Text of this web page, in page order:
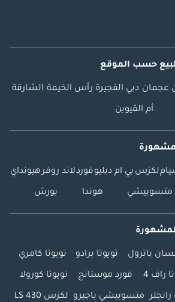
حسب الموقع
عجمان دبي الفجيرة رأس الخيمة الشارقة
أم القيوين
لكزس بي ام دبليوفوردلاند روفرهيونداي
متسوبيشي هوندا بورش
باترول تويوتا برادو تويوتا كامري
راف 4 فورد موستانج تويوتا كورولا
متسوبيشي باجيرو لكزس LS 430